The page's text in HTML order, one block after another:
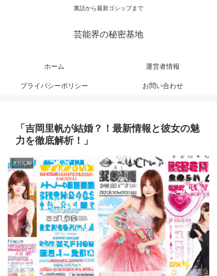
裏話から最新ゴシップまで
芸能界の秘密基地
ホーム 運営者情報
プライバシーポリシー お問い合わせ
「吉岡里帆が結婚？！最新情報と彼女の魅
力を徹底解析！」
きりんAI